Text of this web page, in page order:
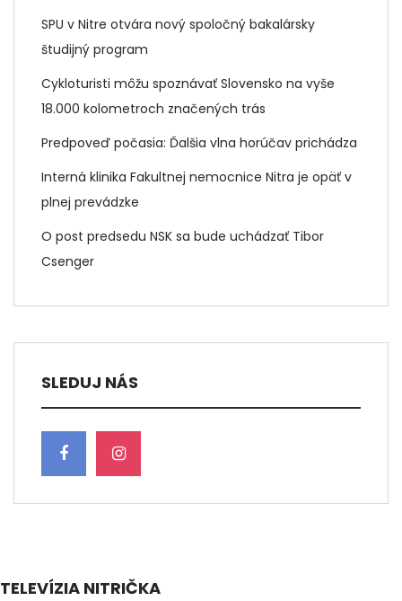
SPU v Nitre otvára nový spoločný bakalársky
študijný program
Cykloturisti môžu spoznávať Slovensko na vyše
18.000 kolometroch značených trás
Predpoveď počasia: Ďalšia vlna horúčav prichádza
Interná klinika Fakultnej nemocnice Nitra je opäť v
plnej prevádzke
O post predsedu NSK sa bude uchádzať Tibor
Csenger
SLEDUJ NÁS
TELEVÍZIA NITRIČKA